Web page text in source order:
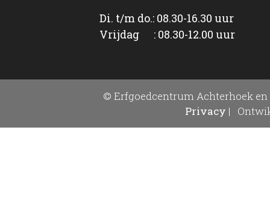
Di. t/m do.: 08.30-16.30 uur
Vrijdag : 08.30-12.00 uur
© Erfgoedcentrum Achterhoek en
Privacy |